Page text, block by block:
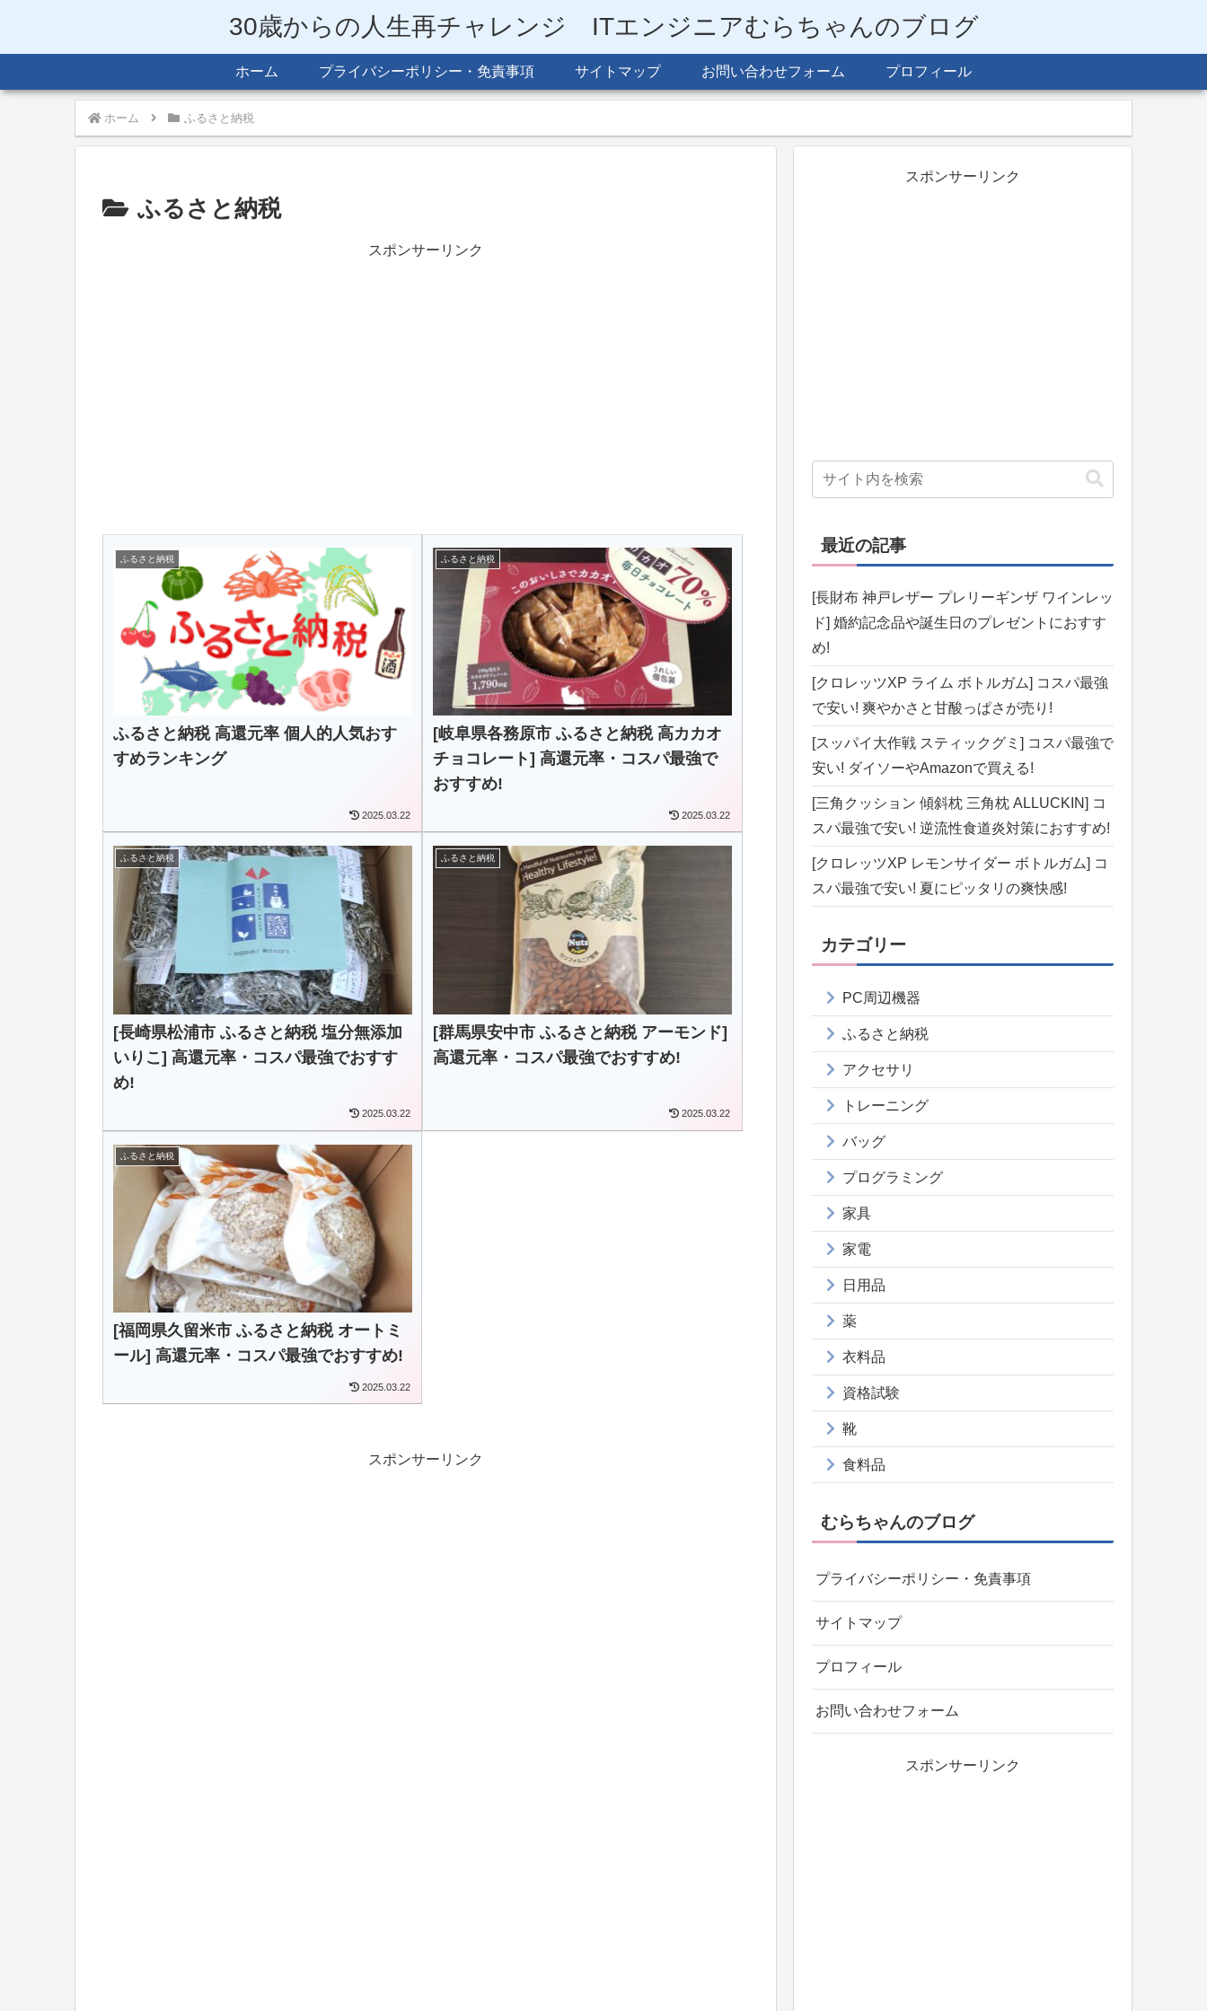
30歳からの人生再チャレンジ ITエンジニアむらちゃんのブログ
ホーム プライバシーポリシー・免責事項 サイトマップ お問い合わせフォーム プロフィール
ホーム ふるさと納税
ふるさと納税
スポンサーリンク
ふるさと納税
ふるさと納税 高還元率 個人的人気おす
すめランキング
2025.03.22
ふるさと納税
[岐阜県各務原市 ふるさと納税 高カカオ
チョコレート] 高還元率・コスパ最強で
おすすめ!
2025.03.22
ふるさと納税
[長崎県松浦市 ふるさと納税 塩分無添加
いりこ] 高還元率・コスパ最強でおすす
め!
2025.03.22
ふるさと納税
[群馬県安中市 ふるさと納税 アーモンド]
高還元率・コスパ最強でおすすめ!
2025.03.22
ふるさと納税
[福岡県久留米市 ふるさと納税 オートミ
ール] 高還元率・コスパ最強でおすすめ!
2025.03.22
スポンサーリンク
スポンサーリンク
最近の記事
[長財布 神戸レザー プレリーギンザ ワインレッ
ド] 婚約記念品や誕生日のプレゼントにおすす
め!
[クロレッツXP ライム ボトルガム] コスパ最強
で安い! 爽やかさと甘酸っぱさが売り!
[スッパイ大作戦 スティックグミ] コスパ最強で
安い! ダイソーやAmazonで買える!
[三角クッション 傾斜枕 三角枕 ALLUCKIN] コ
スパ最強で安い! 逆流性食道炎対策におすすめ!
[クロレッツXP レモンサイダー ボトルガム] コ
スパ最強で安い! 夏にピッタリの爽快感!
カテゴリー
PC周辺機器
ふるさと納税
アクセサリ
トレーニング
バッグ
プログラミング
家具
家電
日用品
薬
衣料品
資格試験
靴
食料品
むらちゃんのブログ
プライバシーポリシー・免責事項
サイトマップ
プロフィール
お問い合わせフォーム
スポンサーリンク